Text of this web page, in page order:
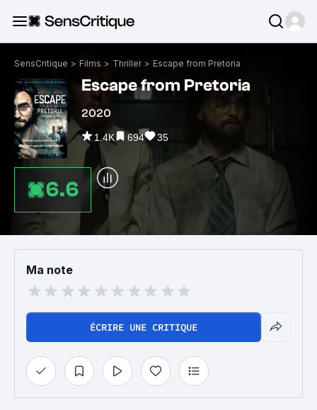
SensCritique > Films > Thriller > Escape from Pretoria
Escape from Pretoria
2020
1.4K 694 35
6.6
Ma note
ÉCRIRE UNE CRITIQUE